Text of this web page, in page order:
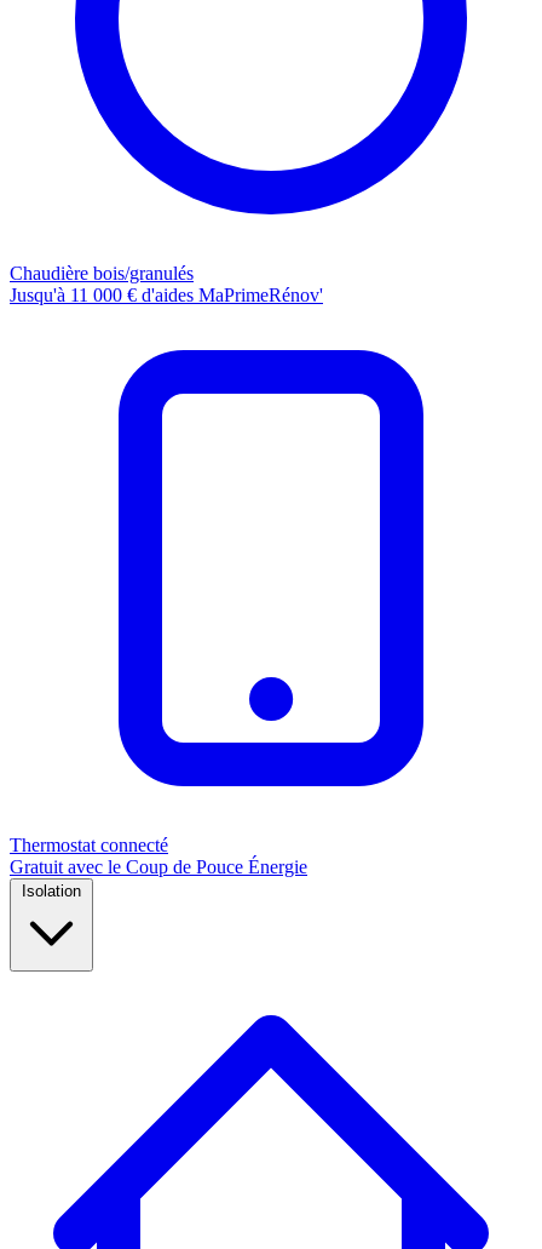
Chaudière bois/granulés
Jusqu'à 11 000 € d'aides MaPrimeRénov'
Thermostat connecté
Gratuit avec le Coup de Pouce Énergie